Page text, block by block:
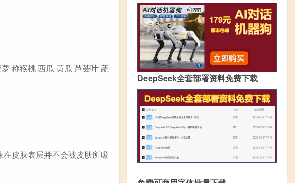
称猴桃 西瓜 黄瓜 芦荟叶 蔬
皮肤表层并不会被皮肤所吸
DeepSeek全套部署资料免费下载